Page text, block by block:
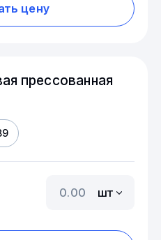
цену
прессованная
шт